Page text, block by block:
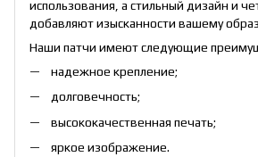
использования, а стильный дизайн и
добавляют изысканности вашему
Наши патчи имеют следующие
надежное крепление;
долговечность;
высококачественная печать;
яркое изображение.